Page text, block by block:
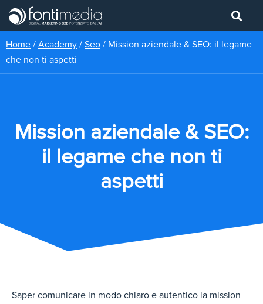
Home / Academy / Seo / Mission aziendale & SEO: il legame
che non ti aspetti
Mission aziendale & SEO:
il legame che non ti
aspetti
Saper comunicare in modo chiaro e autentico la mission